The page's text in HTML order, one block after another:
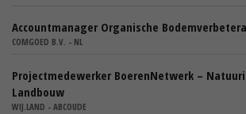
Accountmanager Organische
COMGOED B.V. - NL
Projectmedewerker BoerenNetwerk –
Landbouw
WIJ.LAND - ABCOUDE